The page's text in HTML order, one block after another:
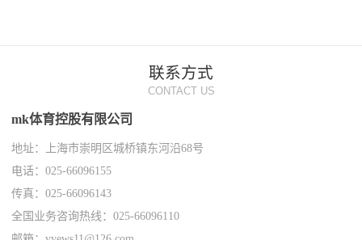
联系方式
CONTACT US
mk体育控股有限公司
地址：上海市崇明区城桥镇东河沿68号
电话：025-66096155
传真：025-66096143
全国业务咨询热线：025-66096110